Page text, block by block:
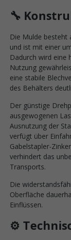
🔧
Die Mulde besteht
und ist mit einer
Dadurch wird eine
Nutzung
eine stabile
des Behälters
Der günstige
ausgewogenen
Ausnutzung der
verfügt über
Gabelstapler-
verhindert das
Transports.
Die
Oberfläche
Einflüssen.
⚙️